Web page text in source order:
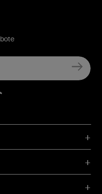
LinkedIn
Youtube
Belkin TikTok